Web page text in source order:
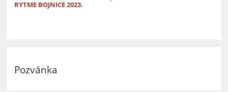
RYTME BOJNICE 2023.
Pozvánka